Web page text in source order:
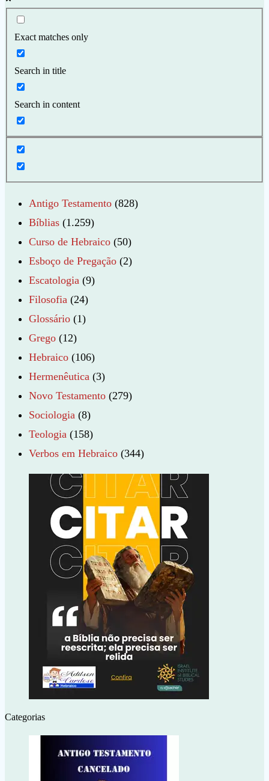
Exact matches only
Search in title
Search in content
Antigo Testamento (828)
Bíblias (1.259)
Curso de Hebraico (50)
Esboço de Pregação (2)
Escatologia (9)
Filosofia (24)
Glossário (1)
Grego (12)
Hebraico (106)
Hermenêutica (3)
Novo Testamento (279)
Sociologia (8)
Teologia (158)
Verbos em Hebraico (344)
Categorias